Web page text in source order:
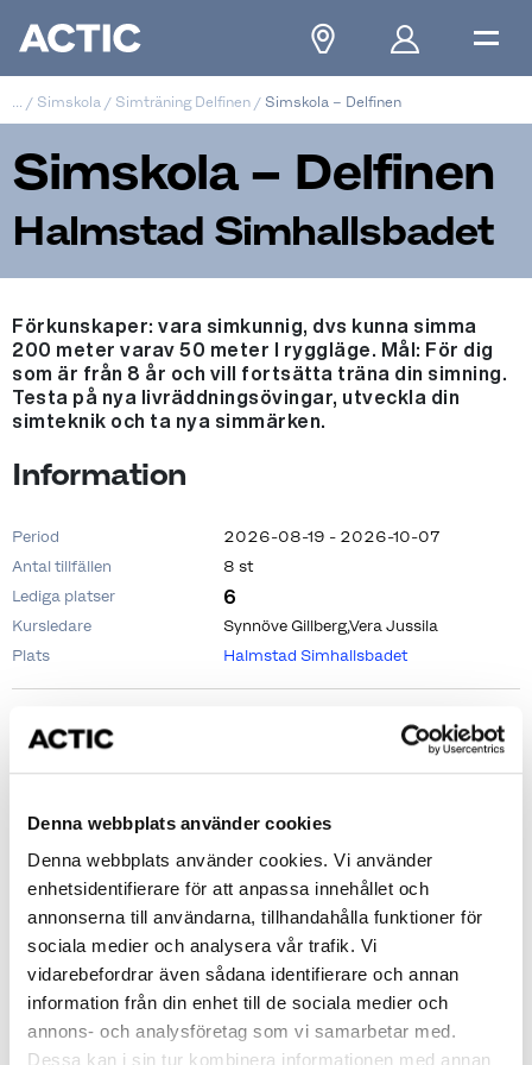
Denna webbplats använder cookies
Denna webbplats använder cookies. Vi använder
enhetsidentifierare för att anpassa innehållet och
annonserna till användarna, tillhandahålla funktioner för
sociala medier och analysera vår trafik. Vi
vidarebefordrar även sådana identifierare och annan
information från din enhet till de sociala medier och
annons- och analysföretag som vi samarbetar med.
Dessa kan i sin tur kombinera informationen med annan
/ Simskola / Simträning Delfinen / Simskola – Delfinen
Simskola – Delfinen
Halmstad Simhallsbadet
Förkunskaper: vara simkunnig, dvs kunna simma
200 meter varav 50 meter I ryggläge. Mål: För dig
som är från 8 år och vill fortsätta träna din simning.
Testa på nya livräddningsövingar, utveckla din
simteknik och ta nya simmärken.
Information
Period
2026-08-19 - 2026-10-07
Antal tillfällen
8 st
Lediga platser
6
Kursledare
Synnöve Gillberg,Vera Jussila
Plats
Halmstad Simhallsbadet
Tillfällen
2026-08-19
18:30 - 19:00
2026-08-26
18:30 - 19:00
2026-09-02
18:30 - 19:00
2026-09-09
18:30 - 19:00
2026-09-16
18:30 - 19:00
2026-09-23
18:30 - 19:00
2026-09-30
18:30 - 19:00
2026-10-07
18:30 - 19:00